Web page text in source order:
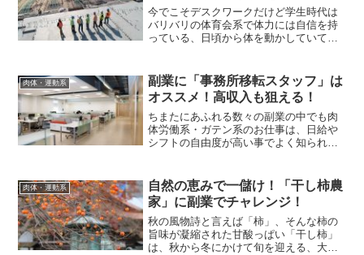
今でこそデスクワークだけど学生時代は
バリバリの体育会系で体力には自信を持
っている、日頃から体を動かしていて力
現場作業員」をご紹介します。「疲れそ
う！」「大変そう！」「覚...
肉体・運動系
副業に「事務所移転スタッフ」は
オススメ！高収入も狙える！
ちまたにあふれる数々の副業の中でも肉
体労働系・ガテン系のお仕事は、日給や
シフトの自由度が高い事でよく知られて
けの副業ジャンル、と言えます。ただ、
「体を動かす副業に興味は...
肉体・運動系
自然の恵みで一儲け！「干し柿農
家」に副業でチャレンジ！
秋の風物詩と言えば「柿」、そんな柿の
旨味が凝縮された甘酸っぱい「干し柿」
は、秋から冬にかけて旬を迎える、大人